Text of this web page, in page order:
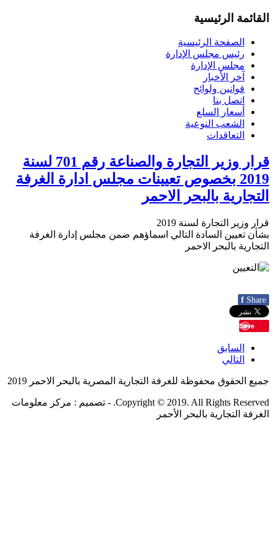
القائمة الرئيسية
الصفحة الرئيسية
رئيس مجلس الإدارة
مجلس الإدارة
آخر الأخبار
قوانين ولوائح
اتصل بنا
أسعار السلع
الشعب النوعية
التعاقدات
قرار وزير التجارة والصناعة رقم 701 لسنة
2019 بخصوص تعيينات مجلس ادارة الغرفة
التجارية بالبحر الاحمر
قرار وزير التجارة لسنة 2019
بشأن تعيين السادة التالي اسماؤهم ضمن مجلس إدارة الغرفة
التجارية بالبحر الاحمر
f Share
Save
السابق
التالي
جميع الحقوق محفوظة للغرفة التجارية المصرية بالبحر الاحمر 2019
Copyright © 2019. All Rights Reserved. - تصميم : مركز معلومات
الغرفة التجارية بالبحر الأحمر